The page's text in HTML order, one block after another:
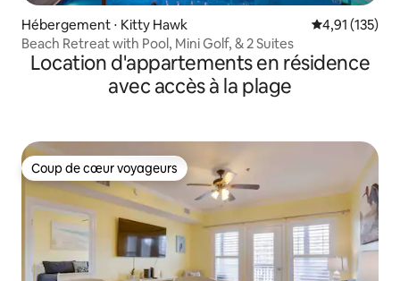
Hébergement ⋅ Kitty Hawk Évaluation
4,91 (135)
Beach Retreat with Pool, Mini Golf, & 2 Suites
Location d'appartements en résidence
avec accès à la plage
Coup de cœur voyageurs
Coup de cœur voyageurs